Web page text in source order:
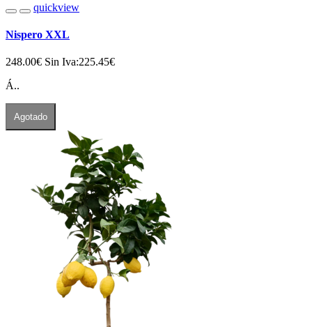
quickview
Nispero XXL
248.00€ Sin Iva:225.45€
Á..
Agotado